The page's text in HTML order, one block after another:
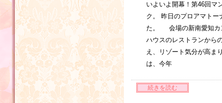
いよいよ開幕！第46回マ
ク。 昨日のプロアマト
た。 会場の新南愛知カ
ハウスのレストランから
え、リゾート気分が高
は、今年
続きを読む